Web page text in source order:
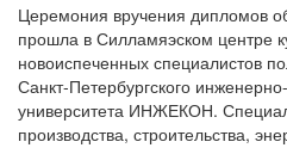
Церемония вручения дипломов
прошла в Силламяэском центре
новоиспеченных специалистов
Санкт-Петербургского
университета ИНЖЕКОН.
производства, строительства,